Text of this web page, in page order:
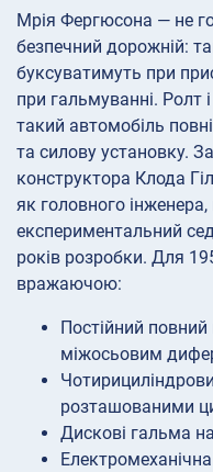
Мрія Фергюсона — не
безпечний дорожній:
буксуватимуть при
при гальмуванні. Ролт
такий автомобіль
та силову установку.
конструктора Клода
як головного
експериментальний
років розробки. Для
вражаючою:
Постійний
міжосьовим
розташованими
Дискові гальма